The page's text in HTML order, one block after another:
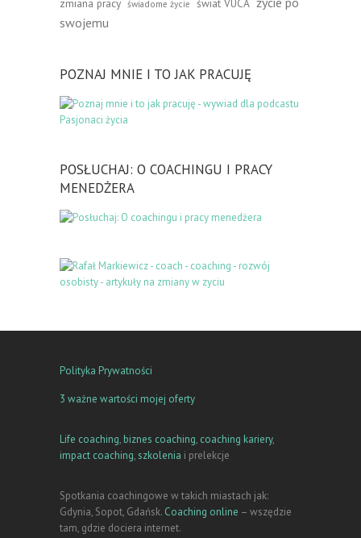
zmiana pracy świadome życie świat VUCA
swojemu
POZNAJ MNIE I TO JAK PRACUJĘ
POSŁUCHAJ: O COACHINGU I PRACY
MENEDŻERA
Polityka Prywatności
3 ważne wartości mojej oferty
Life coaching, biznes coaching, coaching kariery,
impact coaching,szkolenia i prelekcje
Spotkania coachingowe w takich miastach jak:
Gdynia, Sopot, Gdańsk. Coaching online – wszędzie
tam, gdzie dociera internet.